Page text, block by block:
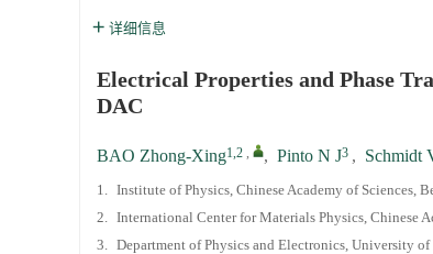
通知
《高压物理学报》第三届青年编委会招
详细信息
Electrical Properties and Phase
DAC
BAO Zhong-Xing1,2 , , Pinto N J3 , Schmidt
1. Institute of Physics, Chinese Academy of Sciences,
2. International Center for Materials Physics, Chinese
3. Department of Physics and Electronics, University